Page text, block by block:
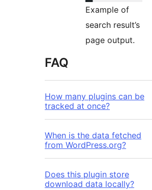
Example of
search result’s
page output.
FAQ
How many plugins can be
tracked at once?
When is the data fetched
from WordPress.org?
Does this plugin store
download data locally?